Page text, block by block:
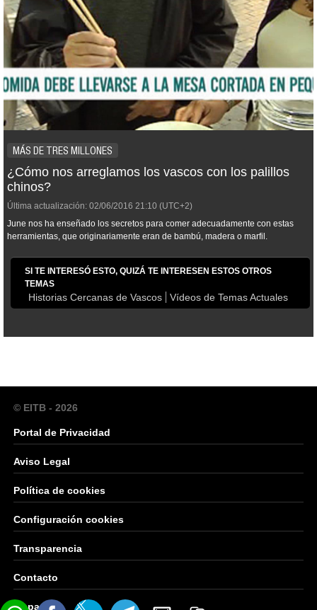
MÁS DE TRES MILLONES
¿Cómo nos arreglamos los vascos con los palillos
chinos?
Última actualización: 02/06/2016 21:10 (UTC+2)
June nos ha enseñado los secretos para comer adecuadamente con estas
herramientas, que originariamente eran de bambú, madera o marfil.
SI TE INTERESÓ ESTO, QUIZÁ TE INTERESEN ESTOS OTROS
TEMAS
Historias Cercanas de Vascos Vídeos de Temas Actuales
© EITB - 2026
Portal de Privacidad
Aviso Legal
Política de cookies
Configuración cookies
Transparencia
Contacto
Mapa Web